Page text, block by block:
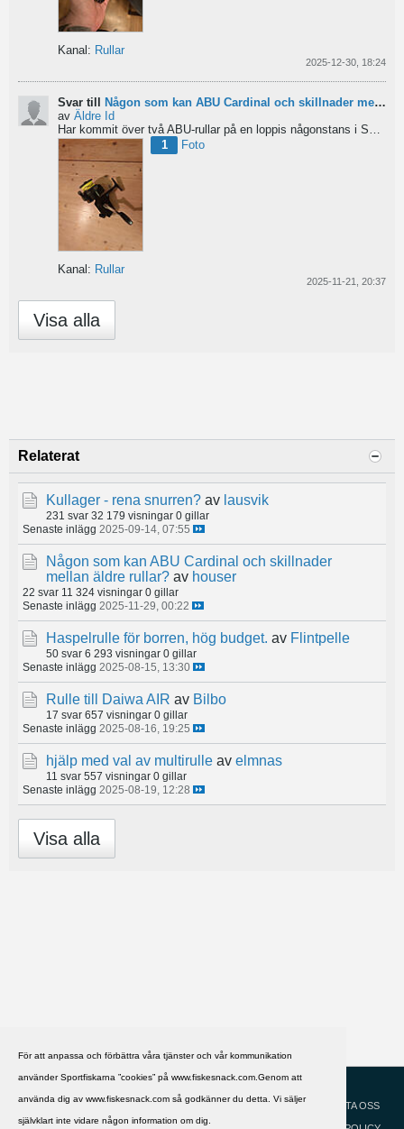
För att anpassa och förbättra våra tjänster och vår kommunikation
använder Sportfiskarna ”cookies” på www.fiskesnack.com.Genom att
använda dig av www.fiskesnack.com så godkänner du detta. Vi säljer
självklart inte vidare någon information om dig.
Kanal: Rullar
2025-12-30, 18:24
Svar till
Någon som kan ABU Cardinal och skillnader mellan äldre rullar?
av Äldre Id
Har kommit över två ABU-rullar på en loppis någonstans i Sverige. Servat själv nu. Den ena är en klassisk...
1
Foto
Kanal: Rullar
2025-11-21, 20:37
Visa alla
Relaterat
Kullager - rena snurren? av lausvik
231 svar 32 179 visningar 0 gillar
Senaste inlägg 2025-09-14, 07:55
Någon som kan ABU Cardinal och skillnader
mellan äldre rullar? av houser
22 svar 11 324 visningar 0 gillar
Senaste inlägg 2025-11-29, 00:22
Haspelrulle för borren, hög budget. av Flintpelle
50 svar 6 293 visningar 0 gillar
Senaste inlägg 2025-08-15, 13:30
Rulle till Daiwa AIR av Bilbo
17 svar 657 visningar 0 gillar
Senaste inlägg 2025-08-16, 19:25
hjälp med val av multirulle av elmnas
11 svar 557 visningar 0 gillar
Senaste inlägg 2025-08-19, 12:28
Visa alla
HJÄLP
KONTAKTA OSS